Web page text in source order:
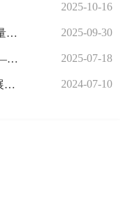
2025-10-16
市委编办组织参观“石家庄经济高质量发展和城市更新图片展”活动 2025-09-30
学纪正风强党性 遵规守纪扬正气 ——市委编办赴石家庄监狱开展警示教育活动 2025-07-18
以案促改 以案说纪——市委编办开展酒驾醉驾专题警示教育 2024-07-10